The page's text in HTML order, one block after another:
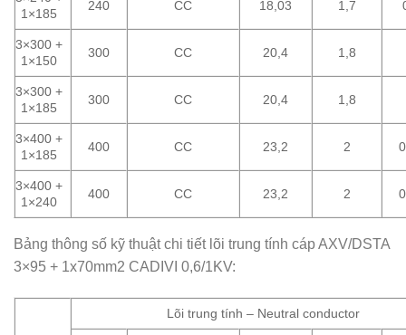
1×185
240 CC 18,03 1,7
3×300 +
1×150
300 CC 20,4 1,8
3×300 +
1×185
300 CC 20,4 1,8
3×400 +
1×185
400 CC 23,2 2
3×400 +
1×240
400 CC 23,2 2
Bảng thông số kỹ thuật chi tiết lõi trung tính cáp AXV/DSTA
3×95 + 1x70mm2 CADIVI 0,6/1KV:
Lõi trung tính – Neutral conductor